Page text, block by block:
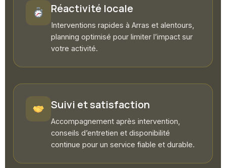
Réactivité locale
Interventions rapides à Arras et alentours,
planning optimisé pour limiter l’impact sur
votre activité.
Suivi et satisfaction
Accompagnement après intervention,
conseils d’entretien et disponibilité
continue pour un service fiable et durable.